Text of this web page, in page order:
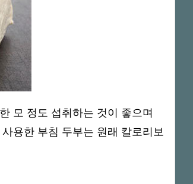
모 정도 섭취하는 것이 좋으며
용한 부침 두부는 원래 칼로리보